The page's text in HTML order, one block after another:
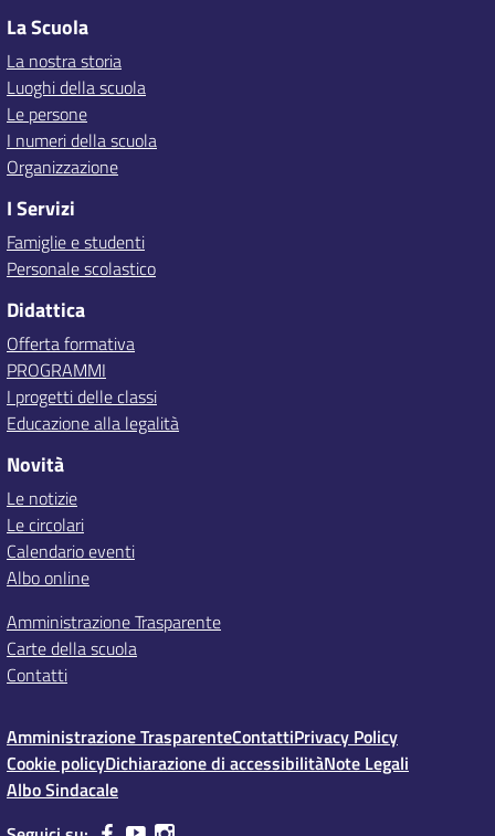
La Scuola
La nostra storia
Luoghi della scuola
Le persone
I numeri della scuola
Organizzazione
I Servizi
Famiglie e studenti
Personale scolastico
Didattica
Offerta formativa
PROGRAMMI
I progetti delle classi
Educazione alla legalità
Novità
Le notizie
Le circolari
Calendario eventi
Albo online
Amministrazione Trasparente
Carte della scuola
Contatti
Amministrazione TrasparenteContattiPrivacy Policy
Cookie policyDichiarazione di accessibilitàNote Legali
Albo Sindacale